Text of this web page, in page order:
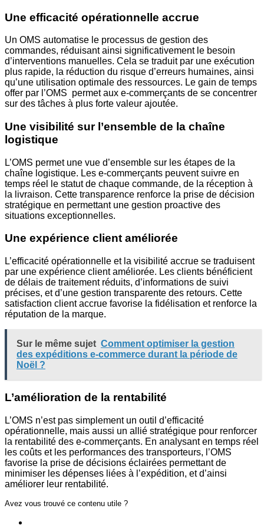
Une efficacité opérationnelle accrue
Un OMS automatise le processus de gestion des
commandes, réduisant ainsi significativement le besoin
d’interventions manuelles. Cela se traduit par une exécution
plus rapide, la réduction du risque d’erreurs humaines, ainsi
qu’une utilisation optimale des ressources. Le gain de temps
offer par l’OMS permet aux e-commerçants de se concentrer
sur des tâches à plus forte valeur ajoutée.
Une visibilité sur l’ensemble de la chaîne
logistique
L’OMS permet une vue d’ensemble sur les étapes de la
chaîne logistique. Les e-commerçants peuvent suivre en
temps réel le statut de chaque commande, de la réception à
la livraison. Cette transparence renforce la prise de décision
stratégique en permettant une gestion proactive des
situations exceptionnelles.
Une expérience client améliorée
L’efficacité opérationnelle et la visibilité accrue se traduisent
par une expérience client améliorée. Les clients bénéficient
de délais de traitement réduits, d’informations de suivi
précises, et d’une gestion transparente des retours. Cette
satisfaction client accrue favorise la fidélisation et renforce la
réputation de la marque.
Sur le même sujet Comment optimiser la gestion
des expéditions e-commerce durant la période de
Noël ?
L’amélioration de la rentabilité
L’OMS n’est pas simplement un outil d’efficacité
opérationnelle, mais aussi un allié stratégique pour renforcer
la rentabilité des e-commerçants. En analysant en temps réel
les coûts et les performances des transporteurs, l’OMS
favorise la prise de décisions éclairées permettant de
minimiser les dépenses liées à l’expédition, et d’ainsi
améliorer leur rentabilité.
Avez vous trouvé ce contenu utile ?